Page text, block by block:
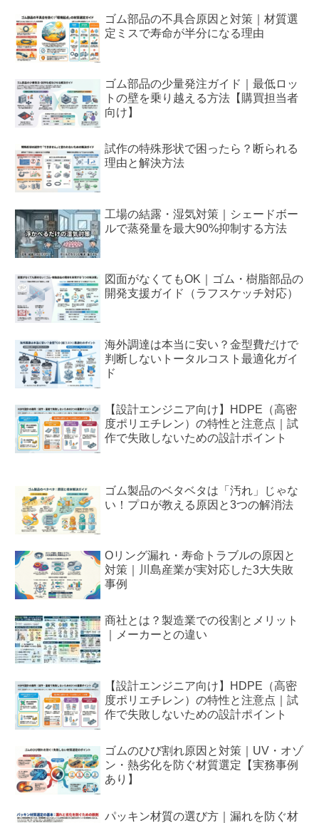
ゴム部品の不具合原因と対策｜材質選
定ミスで寿命が半分になる理由
ゴム部品の少量発注ガイド｜最低ロッ
トの壁を乗り越える方法【購買担当者
向け】
試作の特殊形状で困ったら？断られる
理由と解決方法
工場の結露・湿気対策｜シェードボー
ルで蒸発量を最大90%抑制する方法
図面がなくてもOK｜ゴム・樹脂部品の
開発支援ガイド（ラフスケッチ対応）
海外調達は本当に安い？金型費だけで
判断しないトータルコスト最適化ガイ
ド
【設計エンジニア向け】HDPE（高密
度ポリエチレン）の特性と注意点｜試
作で失敗しないための設計ポイント
ゴム製品のベタベタは「汚れ」じゃな
い！プロが教える原因と3つの解消法
Oリング漏れ・寿命トラブルの原因と
対策｜川島産業が実対応した3大失敗
事例
商社とは？製造業での役割とメリット
｜メーカーとの違い
【設計エンジニア向け】HDPE（高密
度ポリエチレン）の特性と注意点｜試
作で失敗しないための設計ポイント
ゴムのひび割れ原因と対策｜UV・オゾ
ン・熱劣化を防ぐ材質選定【実務事例
あり】
パッキン材質の選び方｜漏れを防ぐ材